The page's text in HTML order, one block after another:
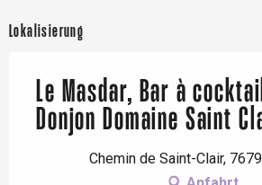
Lokalisierung
Le Masdar, Bar à
Donjon Domaine Saint
Chemin de Saint-Clair,